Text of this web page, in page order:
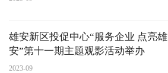
雄安新区投促中心“服务企业 点亮雄
安”第十一期主题观影活动举办
2023-09